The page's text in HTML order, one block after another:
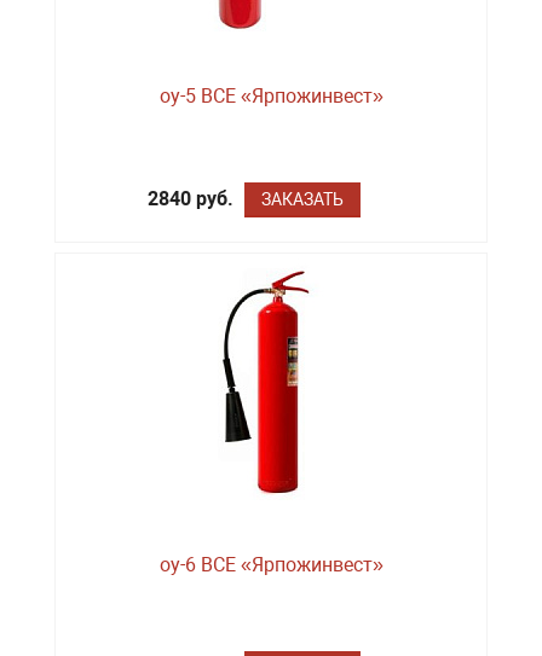
оу-5 BCE «Ярпожинвест»
2840 руб. ЗАКАЗАТЬ
оу-6 BCE «Ярпожинвест»